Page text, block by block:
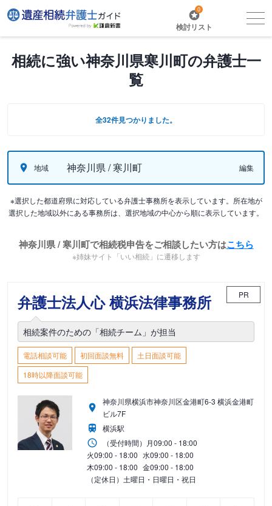
0
検討リスト
相続に強い神奈川県寒川町の弁護士一
覧
全32件見つかりました。
地域 神奈川県 / 寒川町 編集
※選択した都道府県に対応している弁護士事務所を表示しています。所在地が
選択した地域以外にある事務所は、選択地域の中心から順に表示しています。
神奈川県 / 寒川町で相続税申告をご相談したい方はこちら
※姉妹サイト「いい相続」に遷移します
弁護士法人心 横浜法律事務所 PR
相続案件のための「相続チーム」が担当
電話相談可能 初回面談無料
土日面談可能
18時以降面談可能
神奈川県横浜市神奈川区金港町6-3 横浜金港町
ビル7F
横浜駅
（受付時間） 月09:00 - 18:00
火09:00 - 18:00 水09:00 - 18:00
木09:00 - 18:00 金09:00 - 18:00
（定休日）土曜日・日曜日・祝日